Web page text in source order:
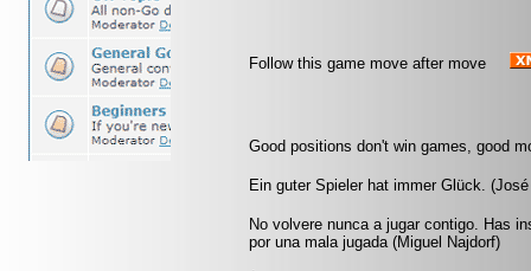
Follow this game move after move
Good positions don't win games, good
Ein guter Spieler hat immer Glück.
No volvere nunca a jugar contigo. Has
por una mala jugada (Miguel Najdorf)